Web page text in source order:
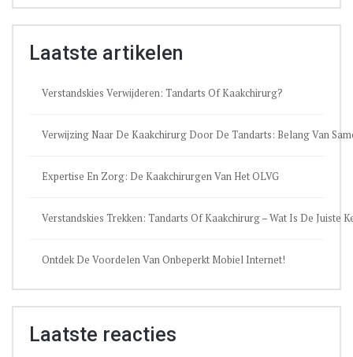
Laatste artikelen
Verstandskies Verwijderen: Tandarts Of Kaakchirurg?
Verwijzing Naar De Kaakchirurg Door De Tandarts: Belang Van
Expertise En Zorg: De Kaakchirurgen Van Het OLVG
Verstandskies Trekken: Tandarts Of Kaakchirurg – Wat Is De Juiste
Ontdek De Voordelen Van Onbeperkt Mobiel Internet!
Laatste reacties